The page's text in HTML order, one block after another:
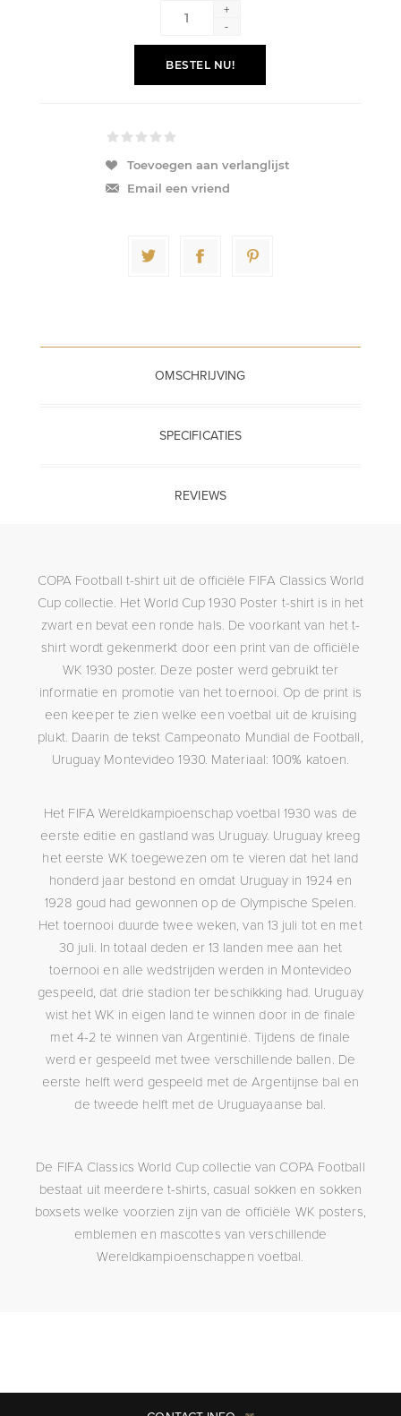
+
-
BESTEL NU!
Toevoegen aan verlanglijst
Email een vriend
OMSCHRIJVING
SPECIFICATIES
REVIEWS
COPA Football t-shirt uit de officiële FIFA Classics World
Cup collectie. Het World Cup 1930 Poster t-shirt is in het
zwart en bevat een ronde hals. De voorkant van het t-
shirt wordt gekenmerkt door een print van de officiële
WK 1930 poster. Deze poster werd gebruikt ter
informatie en promotie van het toernooi. Op de print is
een keeper te zien welke een voetbal uit de kruising
plukt. Daarin de tekst Campeonato Mundial de Football,
Uruguay Montevideo 1930. Materiaal: 100% katoen.
Het FIFA Wereldkampioenschap voetbal 1930 was de
eerste editie en gastland was Uruguay. Uruguay kreeg
het eerste WK toegewezen om te vieren dat het land
honderd jaar bestond en omdat Uruguay in 1924 en
1928 goud had gewonnen op de Olympische Spelen.
Het toernooi duurde twee weken, van 13 juli tot en met
30 juli. In totaal deden er 13 landen mee aan het
toernooi en alle wedstrijden werden in Montevideo
gespeeld, dat drie stadion ter beschikking had. Uruguay
wist het WK in eigen land te winnen door in de finale
met 4-2 te winnen van Argentinië. Tijdens de finale
werd er gespeeld met twee verschillende ballen. De
eerste helft werd gespeeld met de Argentijnse bal en
de tweede helft met de Uruguayaanse bal.
De FIFA Classics World Cup collectie van COPA Football
bestaat uit meerdere t-shirts, casual sokken en sokken
boxsets welke voorzien zijn van de officiële WK posters,
emblemen en mascottes van verschillende
Wereldkampioenschappen voetbal.